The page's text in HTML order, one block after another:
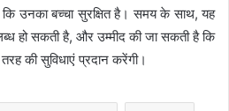
कि उनका बच्चा सुरक्षित है। समय के साथ, यह
हो सकती है, और उम्मीद की जा सकती है कि
की सुविधाएं प्रदान करेंगी।